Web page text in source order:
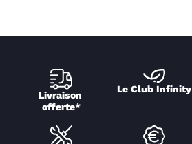
Livraison
offerte*
Le Club Infinity